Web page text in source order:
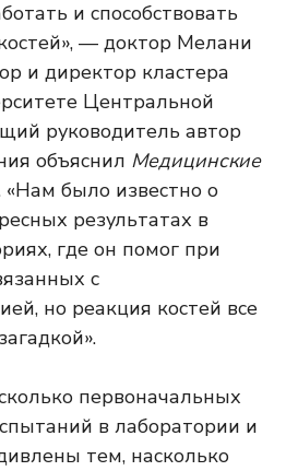
и способствовать
— доктор Мелани
и директор кластера
Центральной
руководитель автор
объяснил Медицинские
«Нам было известно о
результатах в
где он помог при
с
но реакция костей все
первоначальных
в лаборатории и
тем, насколько